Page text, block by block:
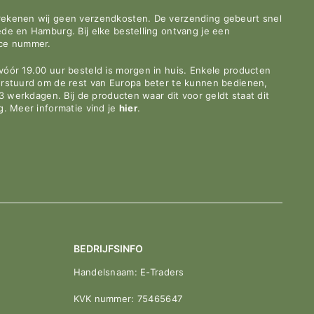
wij geen verzendkosten. De verzending gebeurt snel
en Hamburg. Bij elke bestelling ontvang je een
nummer.
19.00 uur besteld is morgen in huis. Enkele producten
om de rest van Europa beter te kunnen bedienen,
werkdagen. Bij de producten waar dit voor geldt staat dit
Meer informatie vind je hier.
BEDRIJFSINFO
Handelsnaam: E-Traders
KVK nummer: 75465647